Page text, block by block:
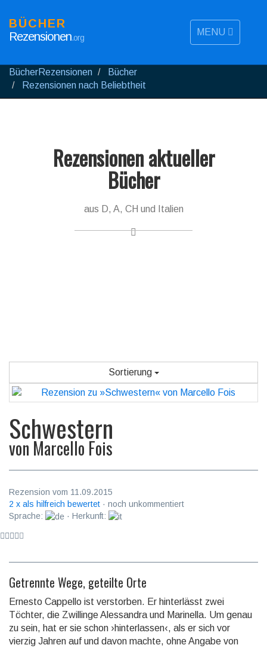
MENU
BÜCHER
Rezensionen.org
BücherRezensionen
Bücher
Rezensionen nach Beliebtheit
Rezensionen aktueller
Bücher
aus D, A, CH und Italien
Sortierung
Schwestern
von Marcello Fois
Rezension vom 11.09.2015
2 x als hilfreich bewertet · noch unkommentiert
Sprache:
· Herkunft:
Getrennte Wege, geteilte Orte
Ernesto Cappello ist verstorben. Er hinterlässt zwei
Töchter, die Zwillinge Ales­sand­ra und Ma­ri­nel­la. Um genau
zu sein, hat er sie schon ›hin­ter­las­sen‹, als er sich vor
vierzig Jahren auf und davon machte, ohne Angabe von